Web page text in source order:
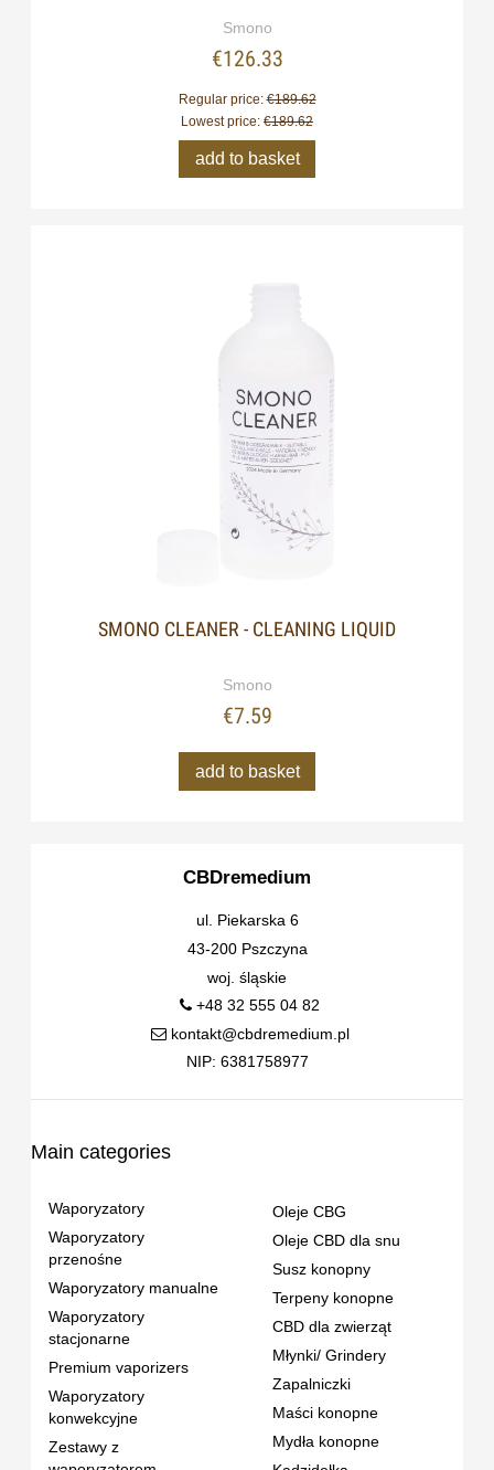
Smono
€126.33
Regular price:€189.62
Lowest price: €189.62
add to basket
SMONO CLEANER - CLEANING LIQUID
Smono
€7.59
add to basket
CBDremedium
ul. Piekarska 6
43-200 Pszczyna
woj. śląskie
+48 32 555 04 82
kontakt@cbdremedium.pl
NIP: 6381758977
Main categories
Waporyzatory
Waporyzatory
przenośne
Waporyzatory manualne
Waporyzatory
stacjonarne
Premium vaporizers
Waporyzatory
konwekcyjne
Zestawy z
Oleje CBG
Oleje CBD dla snu
Susz konopny
Terpeny konopne
CBD dla zwierząt
Młynki/ Grindery
Zapalniczki
Maści konopne
Mydła konopne